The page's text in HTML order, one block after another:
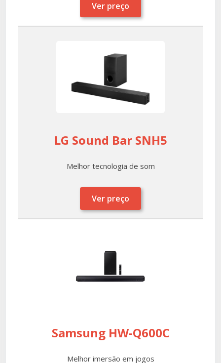
Ver preço
LG Sound Bar SNH5
Melhor tecnologia de som
Ver preço
Samsung HW-Q600C
Melhor imersão em jogos